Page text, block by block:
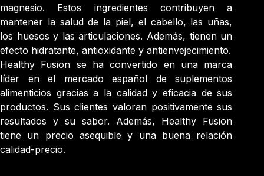
magnesio. Estos ingredientes contribuyen a
mantener la salud de la piel, el cabello, las uñas,
los huesos y las articulaciones. Además, tienen un
efecto hidratante, antioxidante y antienvejecimiento.
Healthy Fusion se ha convertido en una marca
líder en el mercado español de suplementos
alimenticios gracias a la calidad y eficacia de sus
productos. Sus clientes valoran positivamente sus
resultados y su sabor. Además, Healthy Fusion
tiene un precio asequible y una buena relación
calidad-precio.